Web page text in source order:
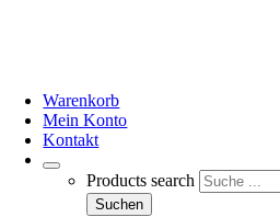
Warenkorb
Mein Konto
Kontakt
Products search
Suchen